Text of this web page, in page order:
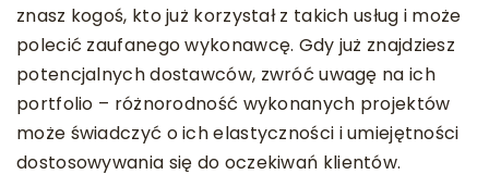
znasz kogoś, kto już korzystał z takich usług i może
polecić zaufanego wykonawcę. Gdy już znajdziesz
potencjalnych dostawców, zwróć uwagę na ich
portfolio – różnorodność wykonanych projektów
może świadczyć o ich elastyczności i umiejętności
dostosowywania się do oczekiwań klientów.